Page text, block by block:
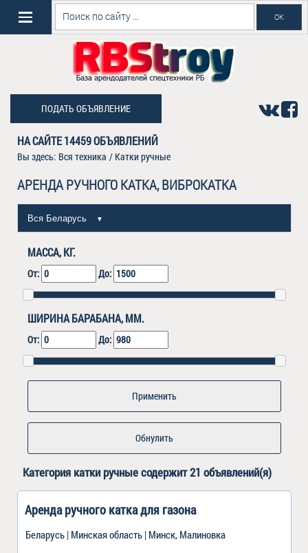
ПОДАТЬ ОБЪЯВЛЕНИЕ
НА САЙТЕ14459ОБЪЯВЛЕНИЙ
Вы здесь: Вся техника / Катки ручные
АРЕНДА РУЧНОГО КАТКА, ВИБРОКАТКА
Вся Беларусь ▼
МАССА, КГ.
От: До:
ШИРИНА БАРАБАНА, ММ.
От: До:
Обнулить
Категория катки ручныесодержит 21 объявлений(я)
Аренда ручного катка для газона
Беларусь | Минская область | Минск, Малиновка